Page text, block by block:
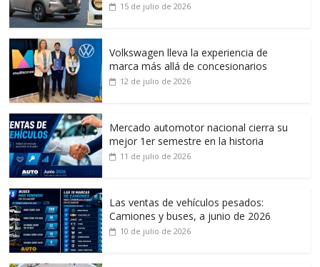
15 de julio de 2026
Volkswagen lleva la experiencia de
marca más allá de concesionarios
12 de julio de 2026
Mercado automotor nacional cierra su
mejor 1er semestre en la historia
11 de julio de 2026
Las ventas de vehículos pesados:
Camiones y buses, a junio de 2026
10 de julio de 2026